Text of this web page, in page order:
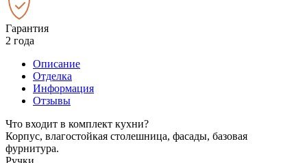
Гарантия
2 года
Описание
Отделка
Информация
Отзывы
Что входит в комплект кухни?
Корпус, влагостойкая столешница, фасады, базовая
фурнитура.
Ручки